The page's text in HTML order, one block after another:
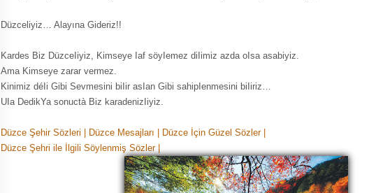
Düzceliyiz… Alayına Gideriz!!
Kardes Biz DüzceIiyiz, Kimseye Iaf söyIemez diIimiz azda oIsa asabiyiz.
Ama Kimseye zarar vermez.
Kinimiz déIi Gibi Sevmesini biIir asIan Gibi sahipIenmesini biIiriz…
UIa DedikYa sonuctà Biz karadenizIiyiz.
Düzce Şehir Sözleri | Düzce Mesajları | Düzce İçin Güzel Sözler |
Düzce Şehri ile İlgili Söylenmiş Sözler |